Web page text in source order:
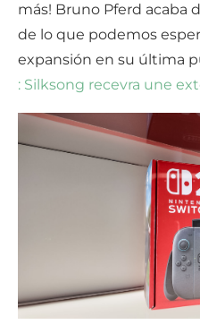
más! Bruno Pferd acaba
de lo que podemos
expansión en su última
: Silksong recevra une